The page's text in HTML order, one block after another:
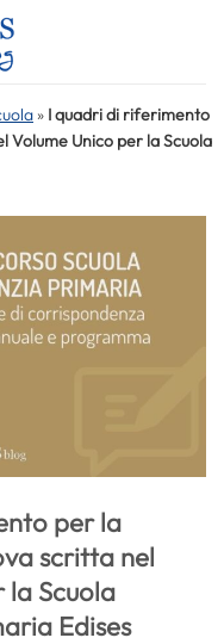
» I quadri di riferimento
Volume Unico per la Scuola
per la
scritta nel
la Scuola
Edises